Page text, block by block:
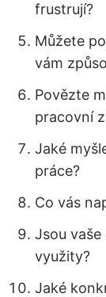
frustrují?
Můžete
vám
Povězte
pracovní
Jaké
práce?
Co vás
Jsou
využity?
Jaké